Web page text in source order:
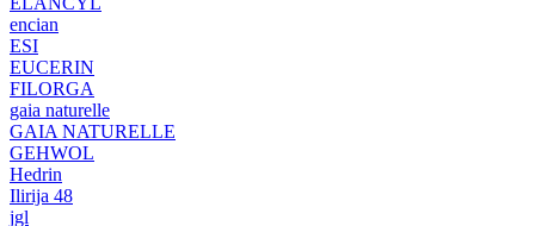
encian
ESI
EUCERIN
FILORGA
gaia naturelle
GAIA NATURELLE
GEHWOL
Hedrin
Ilirija 48
jgl